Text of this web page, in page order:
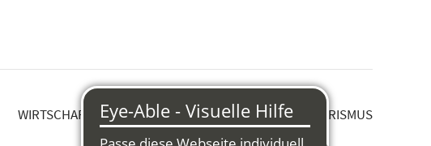
WIRTSCHAFT & STRUKTURWANDEL KULTUR & TOURISMUS